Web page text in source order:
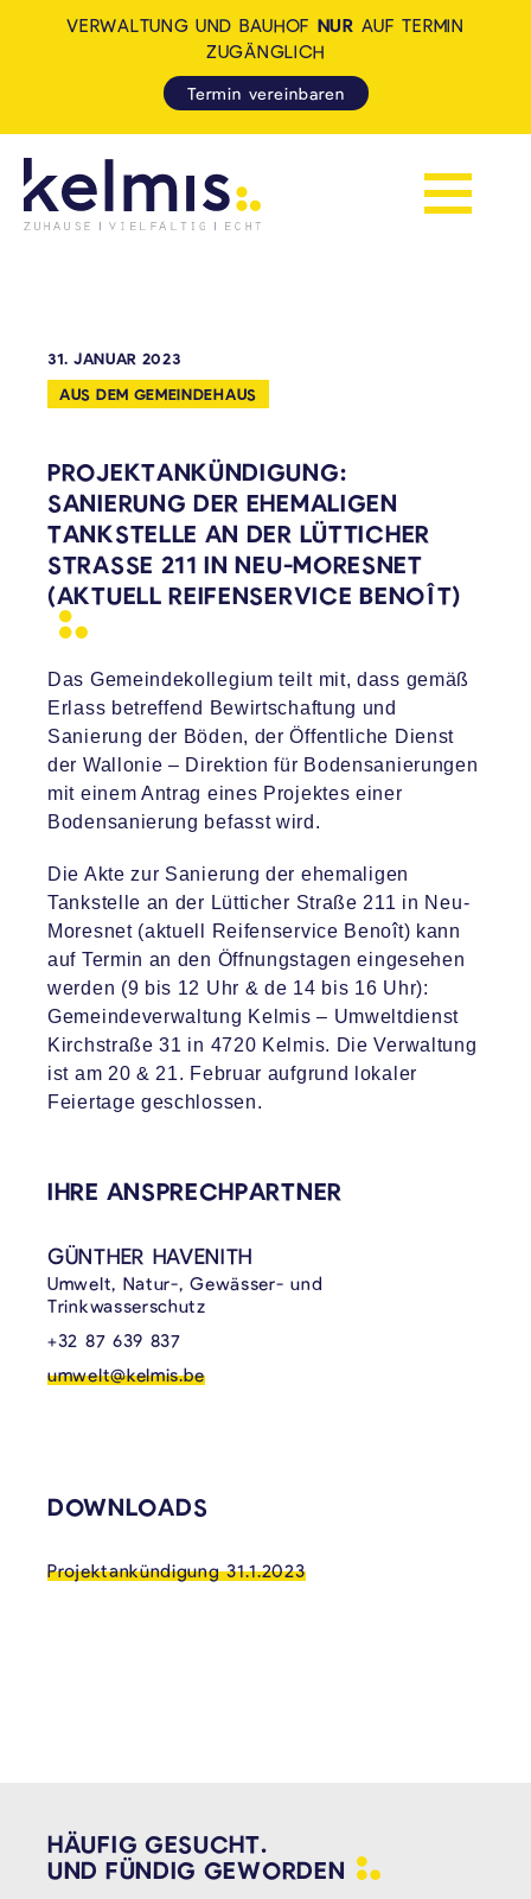
Navigation
VERWALTUNG UND BAUHOF NUR AUF TERMIN
ZUGÄNGLICH
Termin vereinbaren
31. JANUAR 2023
AUS DEM GEMEINDEHAUS
PROJEKTANKÜNDIGUNG:
SANIERUNG DER EHEMALIGEN
TANKSTELLE AN DER LÜTTICHER
STRASSE 211 IN NEU-MORESNET (
AKTUELL REIFENSERVICE BENOÎT)
Das Gemeindekollegium teilt mit, dass gemäß
Erlass betreffend Bewirtschaftung und
Sanierung der Böden, der Öffentliche Dienst
der Wallonie – Direktion für Bodensanierungen
mit einem Antrag eines Projektes einer
Bodensanierung befasst wird.
Die Akte zur Sanierung der ehemaligen
Tankstelle an der Lütticher Straße 211 in Neu-
Moresnet (aktuell Reifenservice Benoît) kann
auf Termin an den Öffnungstagen eingesehen
werden (9 bis 12 Uhr & de 14 bis 16 Uhr):
Gemeindeverwaltung Kelmis – Umweltdienst
Kirchstraße 31 in 4720 Kelmis. Die Verwaltung
ist am 20 & 21. Februar aufgrund lokaler
Feiertage geschlossen.
VERKNÜPFTE INHALTE
IHRE ANSPRECHPARTNER
GÜNTHER HAVENITH
Umwelt, Natur-, Gewässer- und
Trinkwasserschutz
+32 87 639 837
umwelt@kelmis.be
DOWNLOADS
Projektankündigung 31.1.2023
HÄUFIG GESUCHT.
UND FÜNDIG GEWORDEN